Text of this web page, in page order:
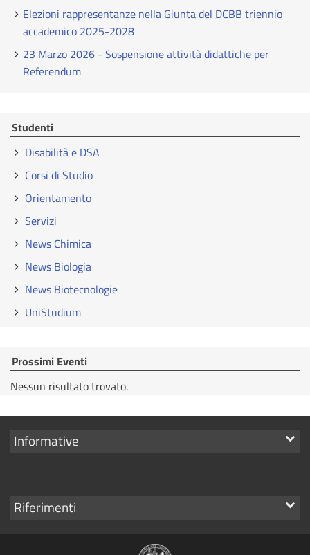
Elezioni rappresentanze nella Giunta del DCBB triennio
accademico 2025-2028
23 Marzo 2026 - Sospensione attività didattiche per
Referendum
Studenti
Disabilità e DSA
Corsi di Studio
Orientamento
Servizi
News Chimica
News Biologia
News Biotecnologie
UniStudium
Prossimi Eventi
Nessun risultato trovato.
Mostra
Informative
Mostra
Riferimenti